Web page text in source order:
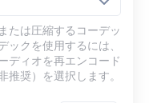
たは圧縮するコーデッ
ックを使用するには、
ディオを再エンコード
奨）を選択します。